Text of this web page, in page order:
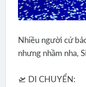
Nhiều người cứ
nhưng nhầm nha,
🛫 DI CHUYỂN: